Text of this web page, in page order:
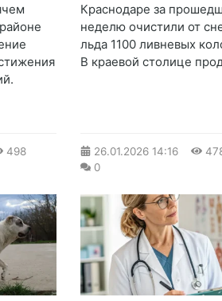
498
Краснодаре за
неделю очистили от
льда 1100 ливневых
В краевой столице
26.01.2026 14:16
0